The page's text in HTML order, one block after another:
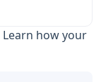
Learn how your